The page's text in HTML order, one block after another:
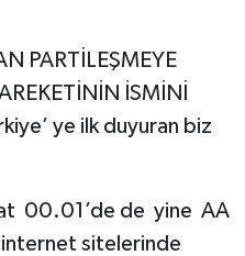
PARTİLEŞMEYE
İSMİNİ
ye ilk duyuran biz
00.01’de de yine AA
sitelerinde